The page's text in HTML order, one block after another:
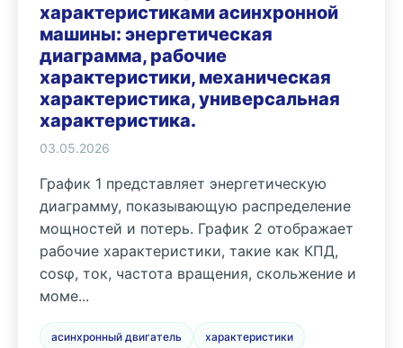
характеристиками асинхронной
машины: энергетическая
диаграмма, рабочие
характеристики, механическая
характеристика, универсальная
характеристика.
03.05.2026
График 1 представляет энергетическую
диаграмму, показывающую распределение
мощностей и потерь. График 2 отображает
рабочие характеристики, такие как КПД,
cosφ, ток, частота вращения, скольжение и
моме...
асинхронный двигатель характеристики